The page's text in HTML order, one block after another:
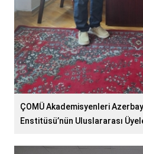
ÇOMÜ Akademisyenleri
Enstitüsü’nün Uluslararası